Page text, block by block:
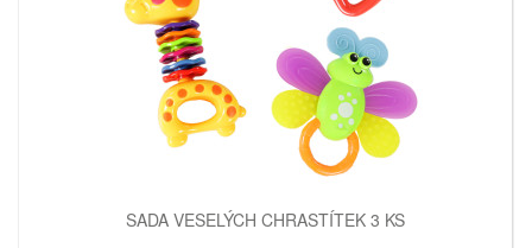
SADA VESELÝCH CHRASTÍTEK 3 KS